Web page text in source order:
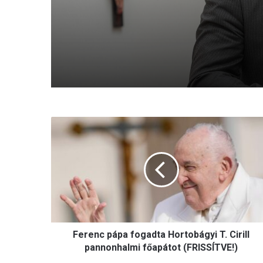
keresztények elleni
megnyilvánulások
A szívhangrendelet
bizonyítottan mentett
p
Ferenc pápa fogadta Hortobágyi T. Cirill
pannonhalmi főapátot (FRISSÍTVE!)